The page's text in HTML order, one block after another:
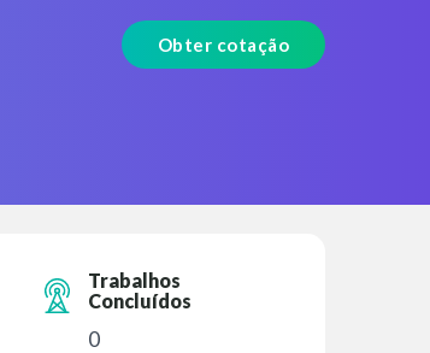
Obter cotação
Trabalhos
Concluídos
0